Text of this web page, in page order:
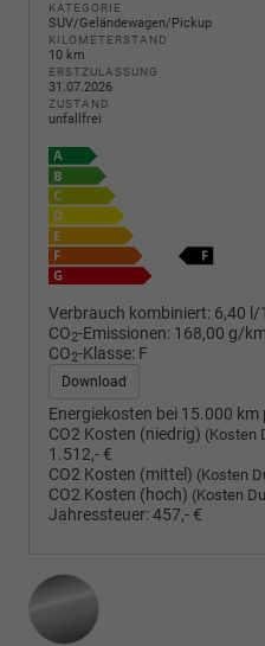
KATEGORIE
SUV/Geländewagen/Pickup
KILOMETERSTAND
10 km
ERSTZULASSUNG
31.07.2026
ZUSTAND
unfallfrei
Verbrauch kombiniert: 6,40 l/
CO2-Emissionen: 168,00 g/
CO2-Klasse: F
Download
Energiekosten bei 15.000 km
CO2 Kosten (niedrig) (Kosten
1.512,- €
CO2 Kosten (mittel) (Kosten
CO2 Kosten (hoch) (Kosten
Jahressteuer:457,- €